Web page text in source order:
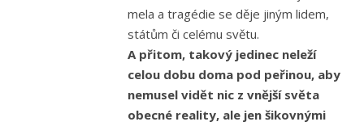
mela a tragédie se děje jiným lidem,
státům či celému světu.
A přitom, takový jedinec neleží
celou dobu doma pod peřinou, aby
nemusel vidět nic z vnější světa
obecné reality, ale jen šikovnými